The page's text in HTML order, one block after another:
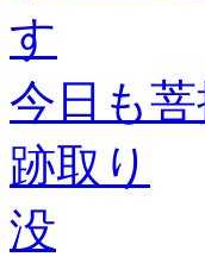
す
今日も
跡取り
没